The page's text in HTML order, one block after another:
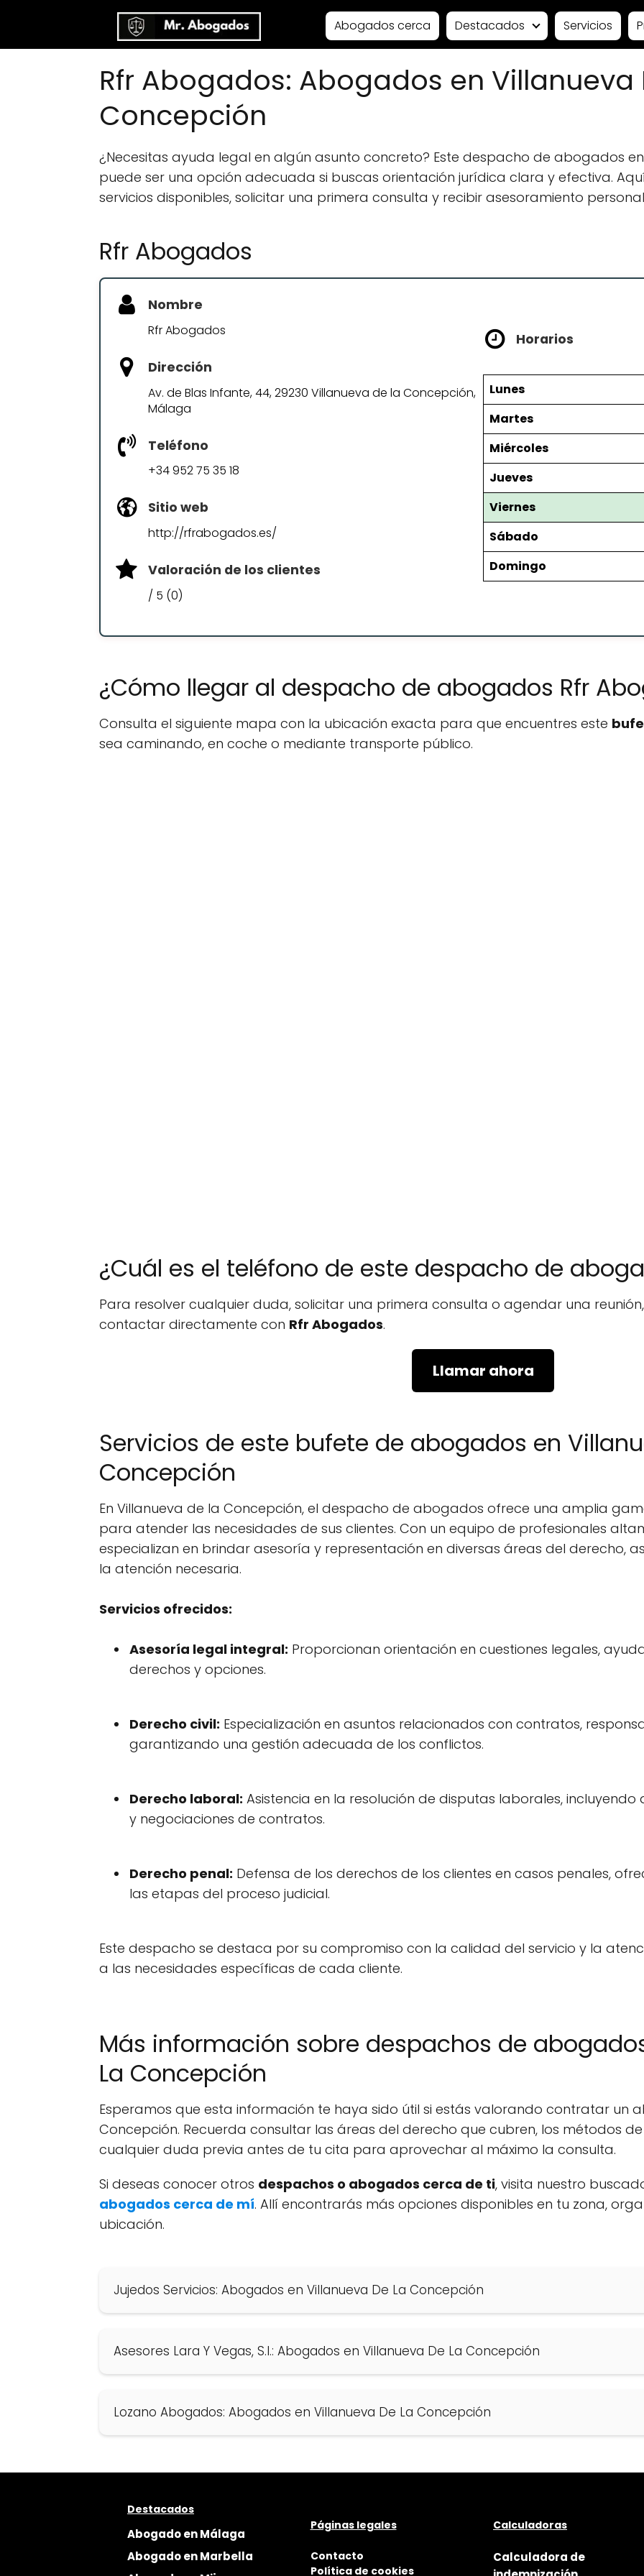
Abogados cerca Destacados Servicios
Rfr Abogados: Abogados en Villanueva
Concepción
¿Necesitas ayuda legal en algún asunto concreto? Este despacho de abogados
puede ser una opción adecuada si buscas orientación jurídica clara y efectiva.
servicios disponibles, solicitar una primera consulta y recibir asesoramiento
Rfr Abogados
Nombre
Rfr Abogados
Dirección
Av. de Blas Infante, 44, 29230 Villanueva de la Concepción,
Málaga
Teléfono
+34 952 75 35 18
Sitio web
http://rfrabogados.es/
Valoración de los clientes
/ 5 (0)
Horarios
Lunes
Martes
Miércoles
Jueves
Viernes
Sábado
Domingo
¿Cómo llegar al despacho de abogados Rfr
Consulta el siguiente mapa con la ubicación exacta para que encuentres este
sea caminando, en coche o mediante transporte público.
¿Cuál es el teléfono de este despacho de
Para resolver cualquier duda, solicitar una primera consulta o agendar una
contactar directamente con Rfr Abogados.
Llamar ahora
Servicios de este bufete de abogados en
Concepción
En Villanueva de la Concepción, el despacho de abogados ofrece una amplia
para atender las necesidades de sus clientes. Con un equipo de profesionales
especializan en brindar asesoría y representación en diversas áreas del derecho,
la atención necesaria.
Servicios ofrecidos:
Asesoría legal integral: Proporcionan orientación en cuestiones legales,
derechos y opciones.
Derecho civil: Especialización en asuntos relacionados con contratos,
garantizando una gestión adecuada de los conflictos.
Derecho laboral: Asistencia en la resolución de disputas laborales,
y negociaciones de contratos.
Derecho penal: Defensa de los derechos de los clientes en casos penales,
las etapas del proceso judicial.
Este despacho se destaca por su compromiso con la calidad del servicio y la
a las necesidades específicas de cada cliente.
Más información sobre despachos de
La Concepción
Esperamos que esta información te haya sido útil si estás valorando contratar un
Concepción. Recuerda consultar las áreas del derecho que cubren, los métodos
cualquier duda previa antes de tu cita para aprovechar al máximo la consulta.
Si deseas conocer otros despachos o abogados cerca de ti, visita nuestro
abogados cerca de mí. Allí encontrarás más opciones disponibles en tu zona,
ubicación.
Jujedos Servicios: Abogados en Villanueva De La Concepción
Asesores Lara Y Vegas, S.l.: Abogados en Villanueva De La Concepción
Lozano Abogados: Abogados en Villanueva De La Concepción
Destacados
Abogado en Málaga
Abogado en Marbella
Páginas legales
Contacto
Política de cookies
Calculadoras
Calculadora de